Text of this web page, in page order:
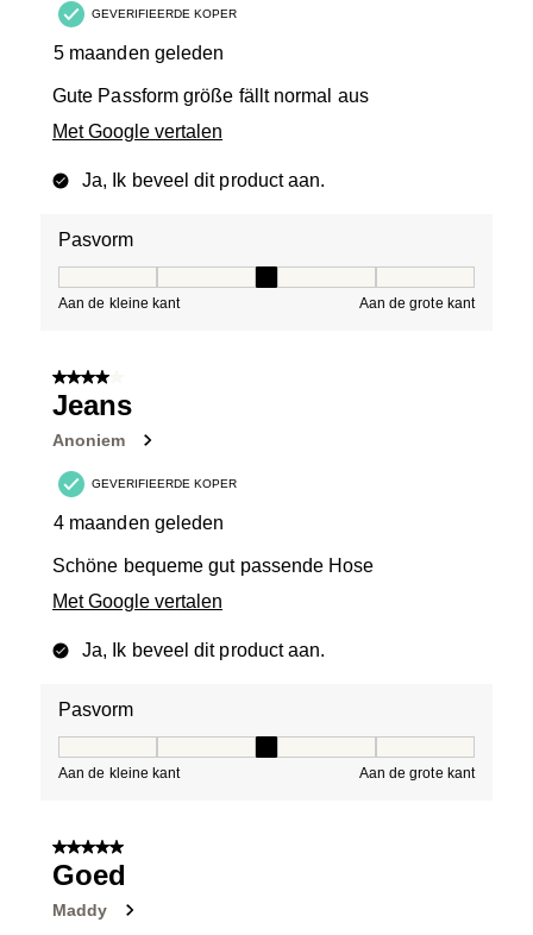
GEVERIFIEERDE KOPER
5 maanden geleden
Gute Passform größe fällt normal aus
Met Google vertalen
Ja, Ik beveel dit product aan.
Pasvorm
Aan de kleine kant Aan de grote kant
4 van 5 sterren.
Jeans
Anoniem
GEVERIFIEERDE KOPER
4 maanden geleden
Schöne bequeme gut passende Hose
Met Google vertalen
Ja, Ik beveel dit product aan.
Pasvorm
Aan de kleine kant Aan de grote kant
5 van 5 sterren.
Goed
Maddy